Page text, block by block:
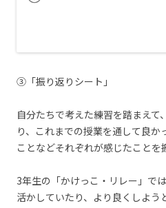
③「振り返りシート」
自分たちで考えた練習を踏まえ
り、これまでの授業を通して良
ことなどそれぞれが感じたことを
3年生の「かけっこ・リレー」で
活かしていたり、より良くしよ